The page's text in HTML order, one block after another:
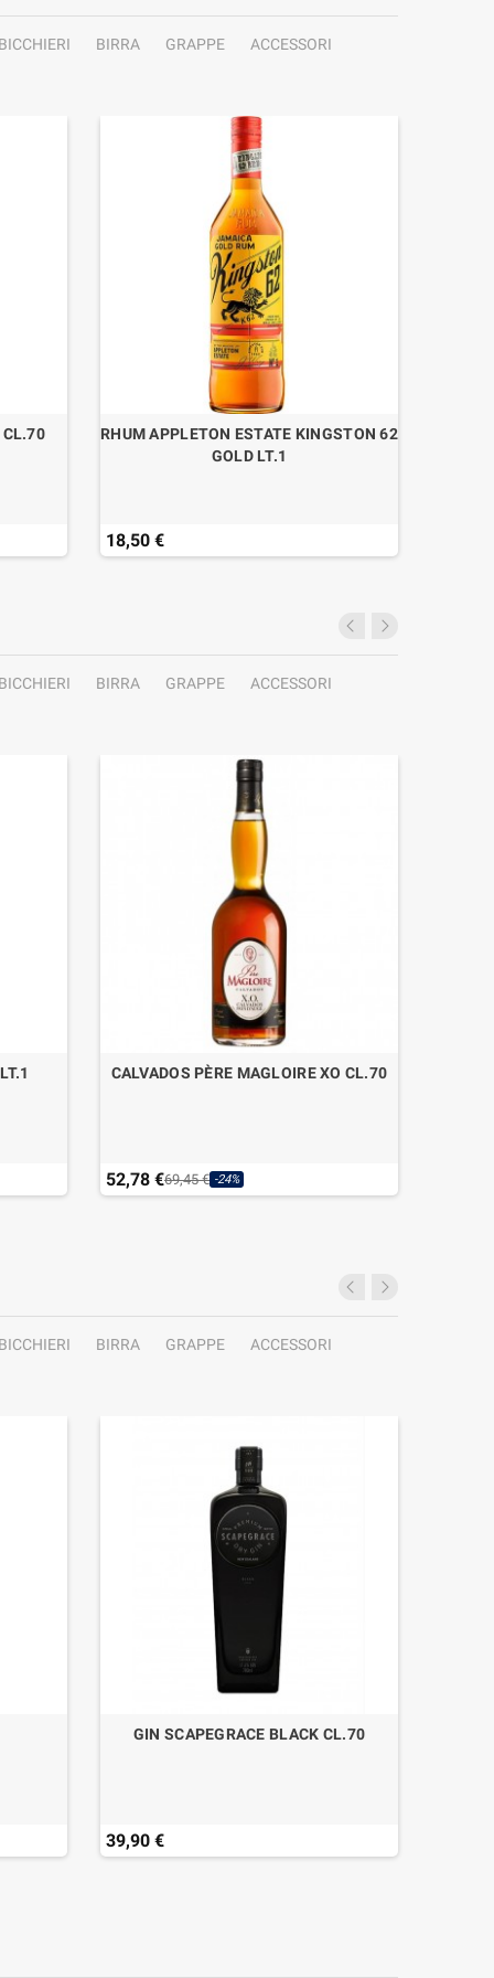
BICCHIERI BIRRA GRAPPE
ACCESSORI
CL.70
RHUM APPLETON ESTATE KINGSTON 62
GOLD LT.1
18,50 €
BICCHIERI BIRRA GRAPPE
ACCESSORI
CALVADOS PÈRE MAGLOIRE XO CL.70
52,78 €69,45 € -24%
BICCHIERI BIRRA GRAPPE
ACCESSORI
GIN SCAPEGRACE BLACK CL.70
39,90 €